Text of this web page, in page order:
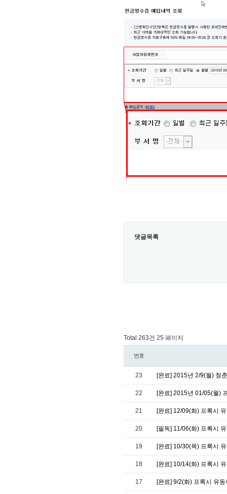
댓글목록
Total 263건 25 페이지
번호
23 [완료] 2015년 2/9(월) 청
22 [완료] 2015년 01/05(월)
21 [완료] 12/09(화) 프록시
20 [필독] 11/06(화) 프록시
19 [완료] 10/30(목) 프록시
18 [완료] 10/14(화) 프록시
17 [완료] 9/2(화) 프록시 유